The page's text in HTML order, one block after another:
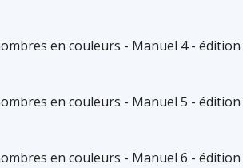
en couleurs - Manuel 4 -
en couleurs - Manuel 5 -
en couleurs - Manuel 6 -